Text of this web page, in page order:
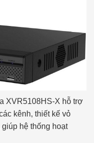
XVR5108HS-X hỗ trợ
kênh, thiết kế vỏ
hệ thống hoạt